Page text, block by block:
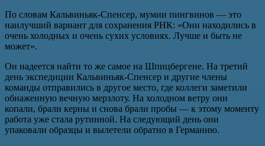
По словам Кальвиньяк-Спенсер, мумии пингвинов — это
наилучший вариант для сохранения РНК: «Они находились в
очень холодных и очень сухих условиях. Лучше и быть не
может».
Он надеется найти то же самое на Шпицбергене. На третий
день экспедиции Кальвиньяк-Спенсер и другие члены
команды отправились в другое место, где коллеги заметили
обнаженную вечную мерзлоту. На холодном ветру они
копали, брали керны и снова брали пробы — к этому моменту
работа уже стала рутинной. На следующий день они
упаковали образцы и вылетели обратно в Германию.